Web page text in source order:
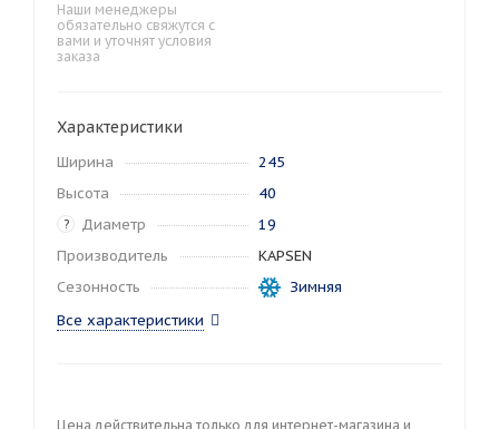
Наши менеджеры
обязательно свяжутся с
вами и уточнят условия
заказа
Характеристики
Ширина
245
Высота
40
? Диаметр
19
Производитель
KAPSEN
Сезонность
Зимняя
Все характеристики
Цена действительна только для интернет-магазина и